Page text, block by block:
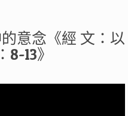
意念《經 文：以
8-13》